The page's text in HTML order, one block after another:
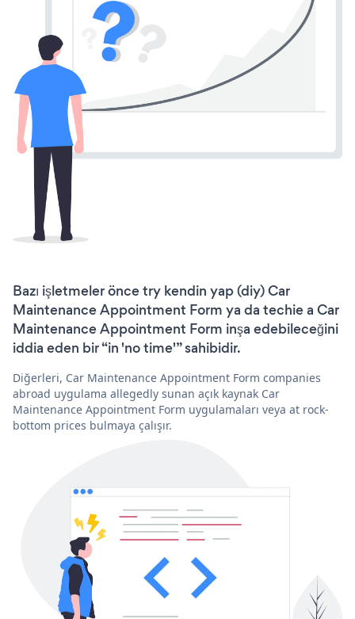
Bazı işletmeler önce try kendin yap (diy) Car
Maintenance Appointment Form ya da techie a Car
Maintenance Appointment Form inşa edebileceğini
iddia eden bir “in 'no time'” sahibidir.
Diğerleri, Car Maintenance Appointment Form companies
abroad uygulama allegedly sunan açık kaynak Car
Maintenance Appointment Form uygulamaları veya at rock-
bottom prices bulmaya çalışır.